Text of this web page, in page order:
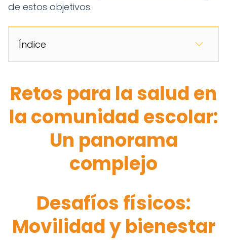
de estos objetivos.
Índice
Retos para la salud en
la comunidad escolar:
Un panorama
complejo
Desafíos físicos:
Movilidad y bienestar